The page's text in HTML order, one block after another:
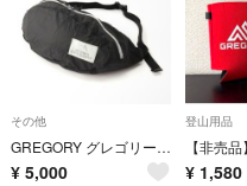
その他
GREGORY グレゴリー TAILRUNNER LT テールランナー LT …
¥ 5,000
登山用品
¥ 1,580